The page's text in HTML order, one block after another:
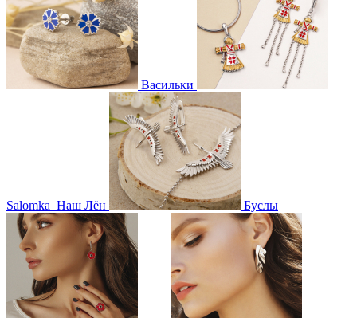
Васильки
Salomka Наш Лён Буслы